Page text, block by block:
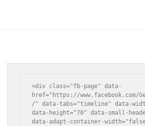
<div class="fb-page" data-
href="https://www.facebook.com/
/" data-tabs="timeline" data-
data-height="70" data-small-
data-adapt-container-